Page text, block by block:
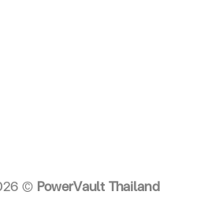
© PowerVault Thailand